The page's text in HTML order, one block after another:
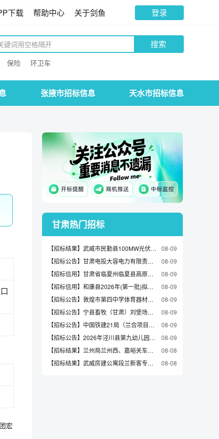
下载 帮助中心 关于剑鱼 登录
搜索
保险 环卫车
张掖市招标信息 天水市招标信息
宏
甘肃热门招标
【招标结果】武威市民勤县100MW光伏发电工程劳务分包项目中标结果公告
08-09
【招标公告】甘肃电投大容电力有限责任公司杂木寺、神树电站2026年增殖放流公告
08-09
【招标信用】甘肃省临夏州临夏县高原特色食品全产业链中小企业集群申报材料编制服务项目
08-09
【招标信用】和康县2026年(第一批)拟出让6个建筑用砂矿采矿权前期地质勘查及评估项目合同公告
08-09
【招标公告】敦煌市第四中学体育器材采购项目招标公告
08-09
【招标公告】宁县畜牧（甘肃）刘堡场零星物资08-08询价公告
08-09
【招标公告】中国铁建21局（兰合项目一分部）（硫铝酸盐水泥）询价公告
08-09
【招标公告】2026年泾川县第九幼儿园等5所学校校园餐食材联合采购项目竞争性磋商公告
08-09
【招标结果】兰州局兰州西、嘉峪关车辆段生产用车更新等成交候选人公示
08-08
【招标结果】武威房建公寓段兰新客专10个站区绿化养护项目中标候选人公示
08-08